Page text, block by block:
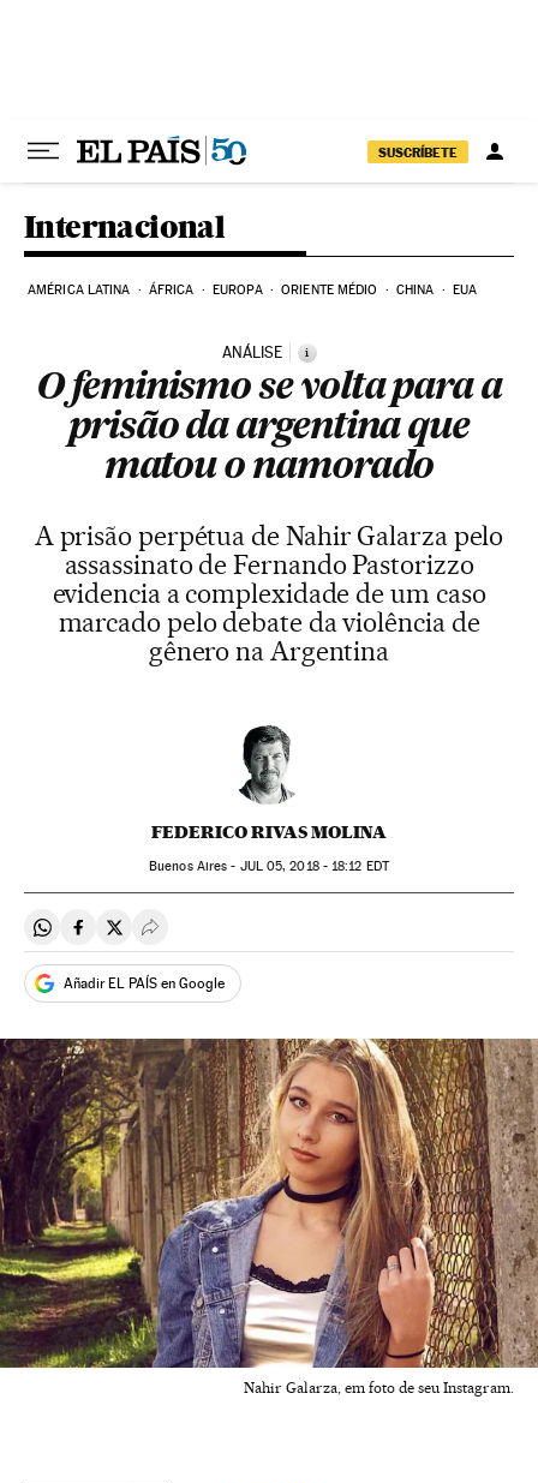
SUSCRÍBETE
Internacional
AMÉRICA LATINA ÁFRICA EUROPA ORIENTE MÉDIO CHINA EUA
ANÁLISE i
O feminismo se volta para a
prisão da argentina que
matou o namorado
A prisão perpétua de Nahir Galarza pelo
assassinato de Fernando Pastorizzo
evidencia a complexidade de um caso
marcado pelo debate da violência de
gênero na Argentina
FEDERICO RIVAS MOLINA
Buenos Aires - JUL05, 2018 - 18:12 EDT
Compartir en Whatsapp
Compartir en Facebook
Compartir en Twitter
Desplegar Redes Sociales
Añadir EL PAÍS en Google
Nahir Galarza, em foto de seu Instagram.